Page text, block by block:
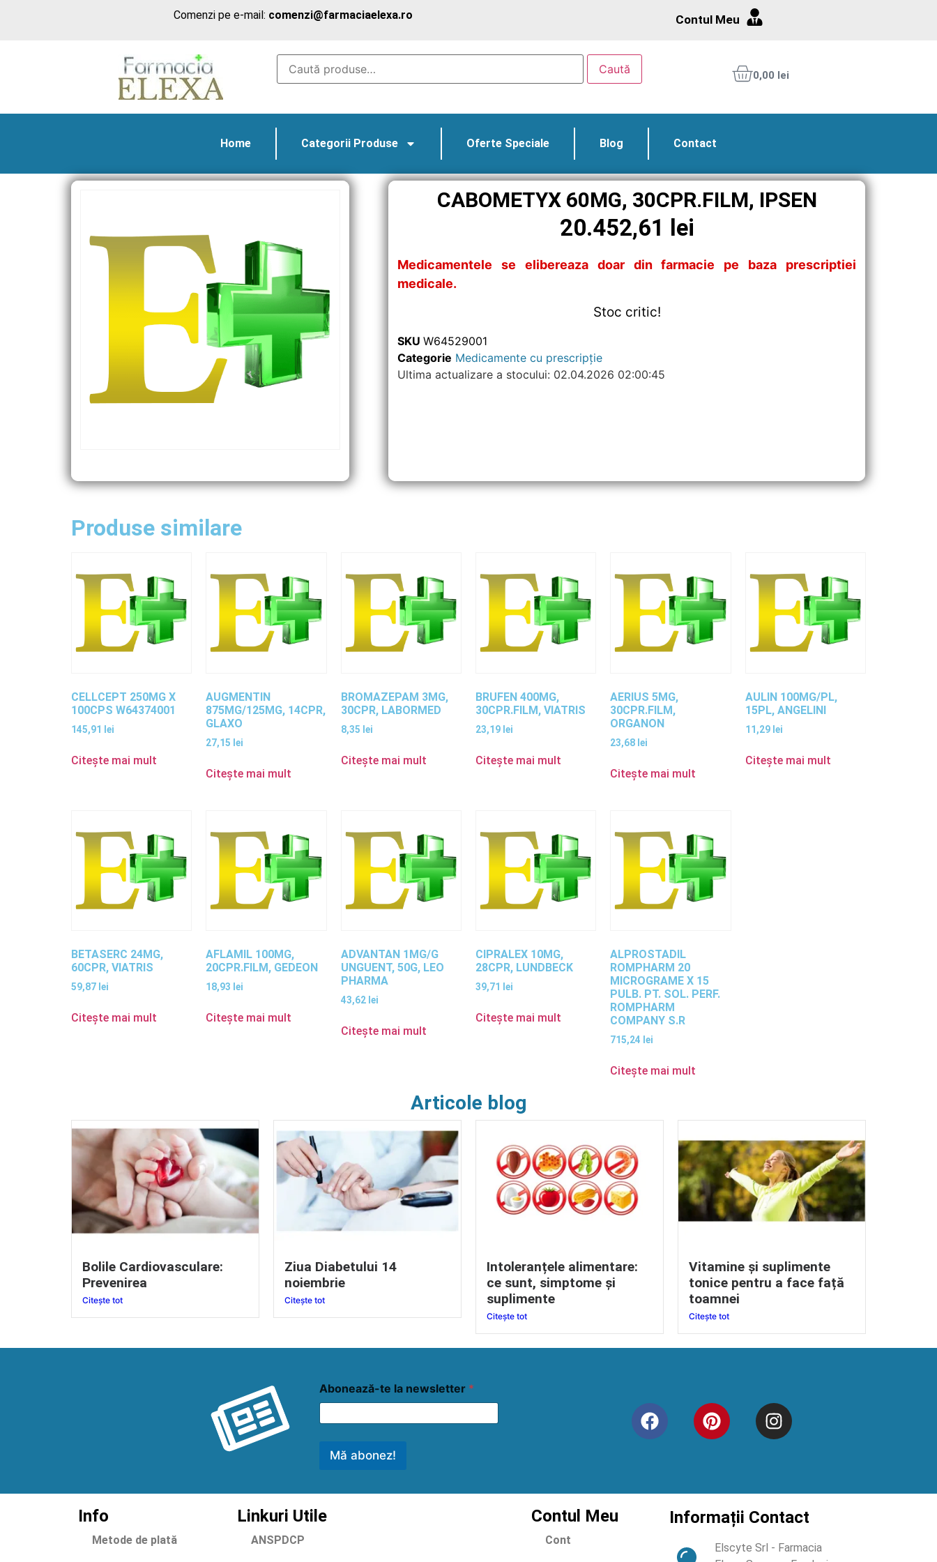
Comenzi pe e-mail: comenzi@farmaciaelexa.ro Contul Meu
Caută 0,00 lei
Home Categorii Produse Oferte Speciale Blog Contact
CABOMETYX 60MG, 30CPR.FILM, IPSEN
20.452,61 lei
Medicamentele se elibereaza doar din farmacie pe baza prescriptiei
medicale.
Stoc critic!
SKUW64529001
Categorie Medicamente cu prescripție
Ultima actualizare a stocului: 02.04.2026 02:00:45
Produse similare
CELLCEPT 250MG X
100CPS W64374001
145,91 lei
Citește mai mult
AUGMENTIN
875MG/125MG, 14CPR,
GLAXO
27,15 lei
Citește mai mult
BROMAZEPAM 3MG,
30CPR, LABORMED
8,35 lei
Citește mai mult
BRUFEN 400MG,
30CPR.FILM, VIATRIS
23,19 lei
Citește mai mult
AERIUS 5MG,
30CPR.FILM,
ORGANON
23,68 lei
Citește mai mult
AULIN 100MG/PL,
15PL, ANGELINI
11,29 lei
Citește mai mult
BETASERC 24MG,
60CPR, VIATRIS
59,87 lei
Citește mai mult
AFLAMIL 100MG,
20CPR.FILM, GEDEON
18,93 lei
Citește mai mult
ADVANTAN 1MG/G
UNGUENT, 50G, LEO
PHARMA
43,62 lei
Citește mai mult
CIPRALEX 10MG,
28CPR, LUNDBECK
39,71 lei
Citește mai mult
ALPROSTADIL
ROMPHARM 20
MICROGRAME X 15
PULB. PT. SOL. PERF.
ROMPHARM
COMPANY S.R
715,24 lei
Citește mai mult
Articole blog
Bolile Cardiovasculare:
Prevenirea
Citește tot
Ziua Diabetului 14
noiembrie
Citește tot
Intoleranțele alimentare:
ce sunt, simptome și
suplimente
Citește tot
Vitamine și suplimente
tonice pentru a face față
toamnei
Citește tot
Abonează-te la newsletter *
Mă abonez!
Info
Metode de plată
Linkuri Utile
ANSPDCP
Contul Meu
Cont
Informații Contact
Elscyte Srl - Farmacia